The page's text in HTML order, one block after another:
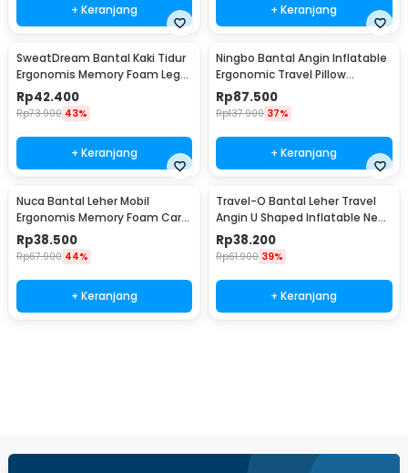
+ Keranjang + Keranjang
SweatDream Bantal Kaki Tidur
Ergonomis Memory Foam Leg
Sleeping Pillow - ZT-09
Rp42.400
Rp73.900 43%
+ Keranjang
Ningbo Bantal Angin Inflatable
Ergonomic Travel Pillow
Support - NT10
Rp87.500
Rp137.900 37%
+ Keranjang
Nuca Bantal Leher Mobil
Ergonomis Memory Foam Car
Headrest Pillow - NC33
Rp38.500
Rp67.900 44%
+ Keranjang
Travel-O Bantal Leher Travel
Angin U Shaped Inflatable Neck
Pillow - RH30
Rp38.200
Rp61.900 39%
+ Keranjang